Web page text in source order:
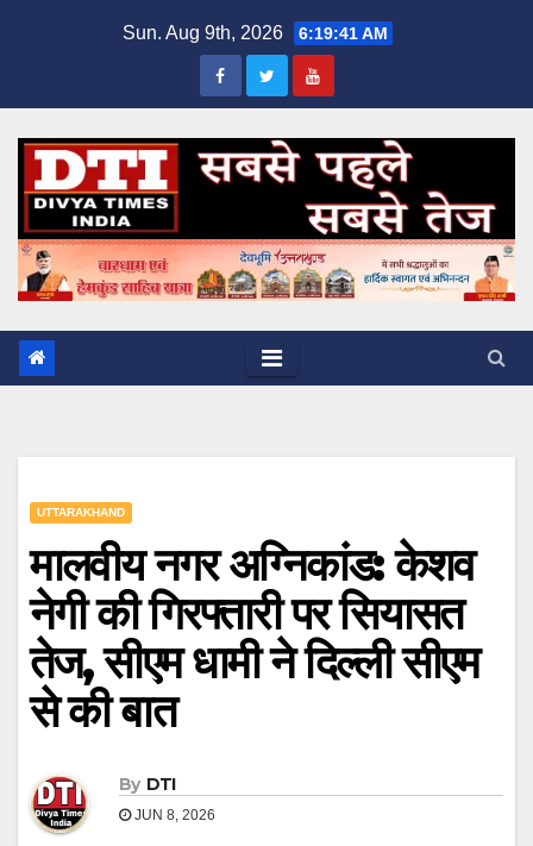
Sun. Aug 9th, 2026 6:19:41 AM
UTTARAKHAND
मालवीय नगर अग्निकांड: केशव
नेगी की गिरफ्तारी पर सियासत
तेज, सीएम धामी ने दिल्ली सीएम
से की बात
By DTI
JUN 8, 2026